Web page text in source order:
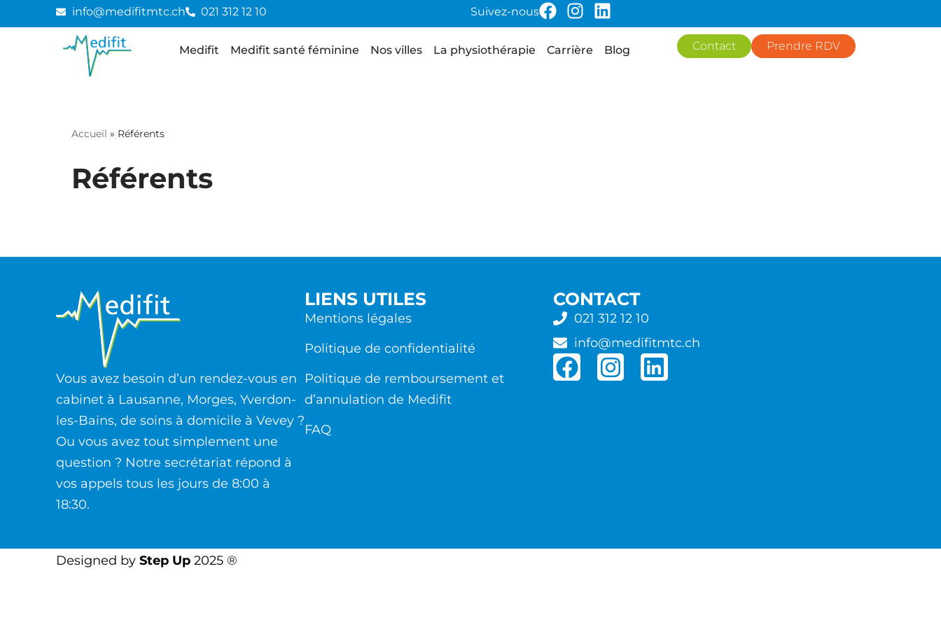
info@medifitmtc.ch 021 312 12 10 Suivez-nous
Medifit Medifit santé féminine Nos villes La physiothérapie Carrière Blog Contact Prendre RDV
Accueil » Référents
Référents
Vous avez besoin d’un rendez-vous en
cabinet à Lausanne, Morges, Yverdon-
les-Bains, de soins à domicile à Vevey ?
Ou vous avez tout simplement une
question ? Notre secrétariat répond à
vos appels tous les jours de 8:00 à
18:30.
LIENS UTILES
Mentions légales
Politique de confidentialité
Politique de remboursement et
d’annulation de Medifit
FAQ
CONTACT
021 312 12 10
info@medifitmtc.ch
Designed by Step Up 2025 ®